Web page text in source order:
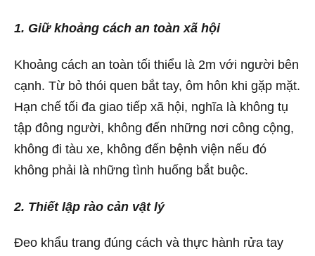
1. Giữ khoảng cách an toàn xã hội
Khoảng cách an toàn tối thiểu là 2m với người bên
cạnh. Từ bỏ thói quen bắt tay, ôm hôn khi gặp mặt.
Hạn chế tối đa giao tiếp xã hội, nghĩa là không tụ
tập đông người, không đến những nơi công cộng,
không đi tàu xe, không đến bệnh viện nếu đó
không phải là những tình huống bắt buộc.
2. Thiết lập rào cản vật lý
Đeo khẩu trang đúng cách và thực hành rửa tay